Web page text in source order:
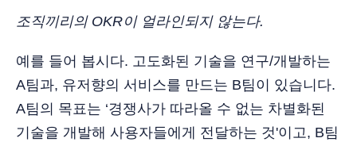
조직끼리의 OKR이 얼라인되지 않는다.
예를 들어 봅시다. 고도화된 기술을 연구/개발하는
A팀과, 유저향의 서비스를 만드는 B팀이 있습니다.
A팀의 목표는 ‘경쟁사가 따라올 수 없는 차별화된
기술을 개발해 사용자들에게 전달하는 것'이고, B팀